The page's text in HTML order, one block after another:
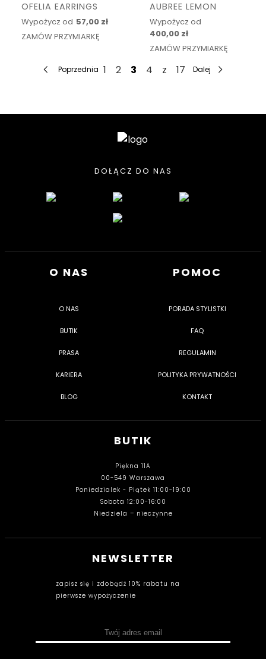
OFELIA EARRINGS
Wypożycz od 57,00 zł
ZAMÓW PRZYMIARKĘ
AUBREE LEMON
Wypożycz od
400,00 zł
ZAMÓW PRZYMIARKĘ
Poprzednia 1 2 3 4 z 17 Dalej
DOŁĄCZ DO NAS
BUTIK
Piękna 11A
00-549 Warszawa
Poniedzialek - Piątek 11:00-19:00
Sobota 12:00-16:00
Niedziela – nieczynne
O NAS
O NAS
BUTIK
PRASA
KARIERA
BLOG
POMOC
PORADA STYLISTKI
FAQ
REGULAMIN
POLITYKA PRYWATNOŚCI
KONTAKT
NEWSLETTER
zapisz się i zdobądź 10% rabatu na
pierwsze wypożyczenie